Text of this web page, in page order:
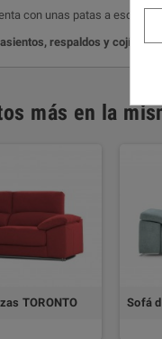
con unas patas a
respaldos y cojín del
más en la
TORONTO Sofá